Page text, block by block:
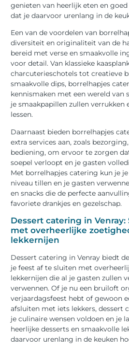
genieten van heerlijk eten en goed
dat je daarvoor urenlang in de
Een van de voordelen van
diversiteit en originaliteit van de
bereid met verse en smaakvolle
voor detail. Van klassieke
charcuterieschotels tot creatieve
smaakvolle dips, borrelhapjes
kennismaken met een wereld van
je smaakpapillen zullen verrukken
lessen.
Daarnaast bieden borrelhapjes
extra services aan, zoals
bediening, om ervoor te zorgen
soepel verloopt en je gasten
Met borrelhapjes catering kun je
niveau tillen en je gasten
en snacks die de perfecte
favoriete drankjes en gezelschap.
Dessert catering in
met overheerlijke
lekkernijen
Dessert catering in Venray biedt
je feest af te sluiten met
lekkernijen die al je gasten zullen
verwennen. Of je nu een bruiloft
verjaardagsfeest hebt of gewoon
afsluiten met iets lekkers, dessert
je culinaire wensen voldoen en je
heerlijke desserts en smaakvolle
daarvoor urenlang in de keuken